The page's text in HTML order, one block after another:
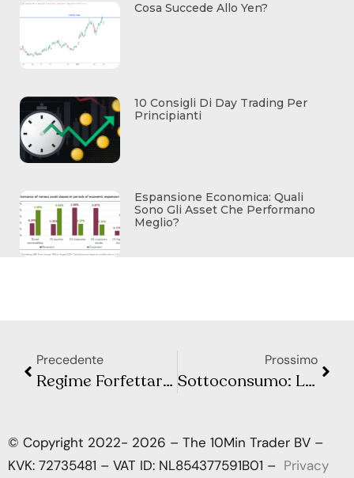
Cosa Succede Allo Yen?
10 Consigli Di Day Trading Per
Principianti
Espansione Economica: Quali
Sono Gli Asset Che Performano
Meglio?
Precedente
Regime Forfettario 2025: Cosa Cambia Davvero per Autonomi e Freelancer?
Prossimo
Sottoconsumo: La Nuova Tendenza che Cambierà per Sempre il Tuo Modo di Spendere
© Copyright 2022- 2026 – The 10Min Trader BV –
KVK: 72735481 – VAT ID: NL854377591B01 – Privacy